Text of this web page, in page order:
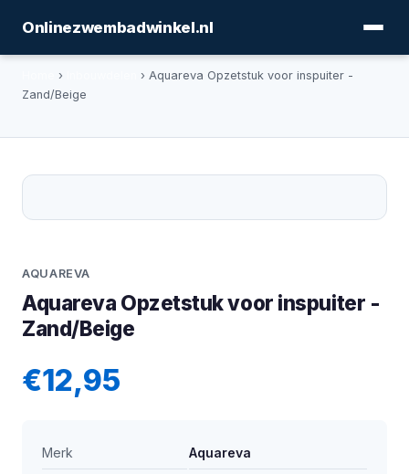
Onlinezwembadwinkel.nl
›
› Aquareva Opzetstuk voor inspuiter -
Zand/Beige
AQUAREVA
Aquareva Opzetstuk voor inspuiter -
Zand/Beige
€12,95
Merk Aquareva